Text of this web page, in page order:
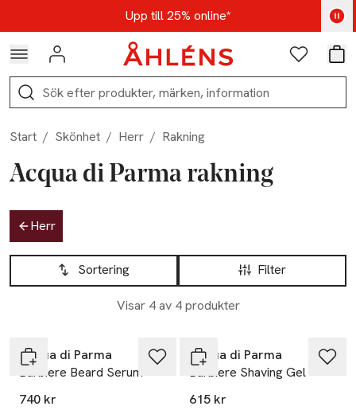
Hoppa till navigationsmenynUpp till 25% online*
Kod: AUG25 - Shoppa nu
Logga in Favoriter
Sök
Start / Skönhet / Herr / Rakning
Acqua di Parma rakning
Hoppa till produktsidan
Herr
Hoppa till produktsidan
Filter
Sortering
Visar 4 av 4 produkter
Lista över produkter
Acqua di Parma
Barbiere Beard Serum
740 kr
Acqua di Parma
Barbiere Shaving Gel
615 kr